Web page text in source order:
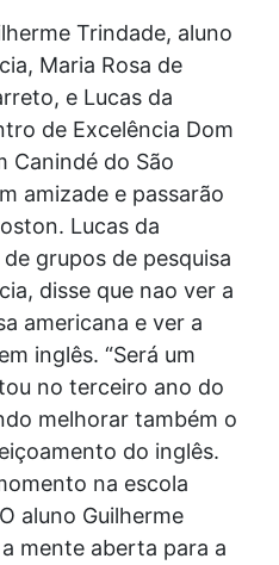
Trindade, aluno
Maria Rosa de
e Lucas da
de Excelência Dom
Canindé do São
amizade e passarão
Lucas da
grupos de pesquisa
disse que nao ver a
americana e ver a
inglês. “Será um
no terceiro ano do
melhorar também o
do inglês.
na escola
aluno Guilherme
mente aberta para a